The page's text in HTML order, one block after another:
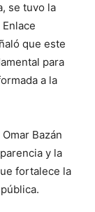
se tuvo la
que este
para
a la
Bazán
y la
fortalece la